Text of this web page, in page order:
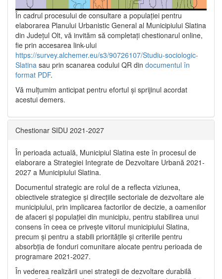
În cadrul procesului de consultare a populaţiei pentru
elaborarea Planului Urbanistic General al Municipiului Slatina
din Județul Olt, vă invităm să completați chestionarul online,
fie prin accesarea link-ului
https://survey.alchemer.eu/s3/90726107/Studiu-sociologic-
Slatina sau prin scanarea codului QR din documentul în
format PDF.
Vă mulţumim anticipat pentru efortul şi sprijinul acordat
acestui demers.
Chestionar SIDU 2021-2027
În perioada actuală, Municipiul Slatina este în procesul de
elaborare a Strategiei Integrate de Dezvoltare Urbană 2021‐
2027 a Municipiului Slatina.
Documentul strategic are rolul de a reflecta viziunea,
obiectivele strategice și direcțiile sectoriale de dezvoltare ale
municipiului, prin implicarea factorilor de decizie, a oamenilor
de afaceri și populației din municipiu, pentru stabilirea unui
consens în ceea ce privește viitorul municipiului Slatina,
precum și pentru a stabili prioritățile și criteriile pentru
absorbția de fonduri comunitare alocate pentru perioada de
programare 2021-2027.
În vederea realizării unei strategii de dezvoltare durabilă